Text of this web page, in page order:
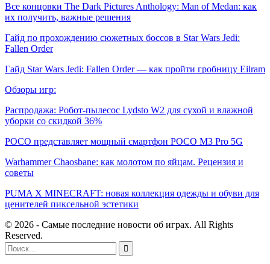
Все концовки The Dark Pictures Anthology: Man of Medan: как
их получить, важные решения
Гайд по прохождению сюжетных боссов в Star Wars Jedi:
Fallen Order
Гайд Star Wars Jedi: Fallen Order — как пройти гробницу Eilram
Обзоры игр:
Распродажа: Робот-пылесос Lydsto W2 для сухой и влажной
уборки со скидкой 36%
POCO представляет мощный смартфон POCO M3 Pro 5G
Warhammer Chaosbane: как молотом по яйцам. Рецензия и
советы
PUMA X MINECRAFT: новая коллекция одежды и обуви для
ценителей пиксельной эстетики
© 2026 - Самые последние новости об играх. All Rights
Reserved.